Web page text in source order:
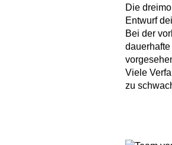
Die
Entwurf
Bei der
Viele
zu